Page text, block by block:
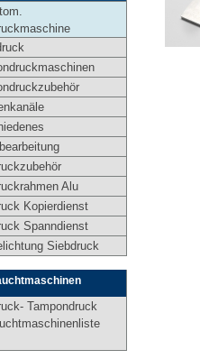
Alu
Kopierdienst
Spanndienst
Siebdruck
Tampondruck